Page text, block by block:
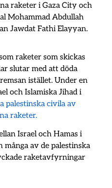
raketer i Gaza City och
Mohammad Abdullah
Jawdat Fathi Elayyan.
raketer som skickas
slutar med att döda
istället. Under en
och Islamiska Jihad i
palestinska civila av
raketer.
Israel och Hamas i
många av de palestinska
raketavfyrningar